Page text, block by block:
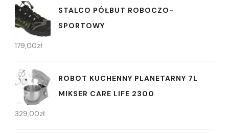
STALCO PÓŁBUT ROBOCZO-
SPORTOWY
179,00zł
ROBOT KUCHENNY PLANETARNY 7L
MIKSER CARE LIFE 2300
329,00zł